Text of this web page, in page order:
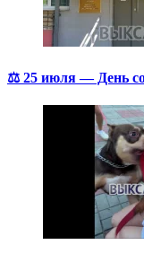
⚖️ 25 июля — День